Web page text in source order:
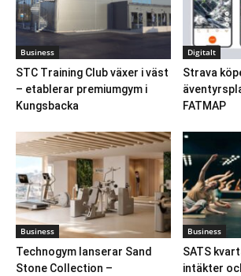
Business
STC Training Club växer i väst
– etablerar premiumgym i
Kungsbacka
Digitalt
Strava
FATMAP
Business
Technogym lanserar Sand
Stone Collection –
Business
SATS
intäkter